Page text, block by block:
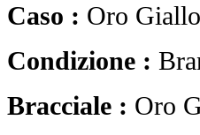
Caso : Oro Giallo
Condizione :
Bracciale : Oro